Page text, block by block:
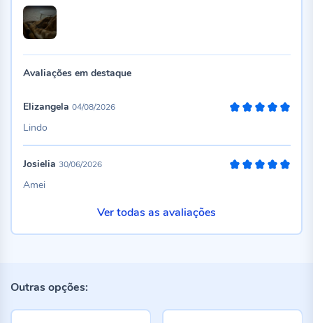
Avaliações em destaque
Elizangela 04/08/2026
Lindo
Josielia 30/06/2026
Amei
Ver todas as avaliações
Outras opções: